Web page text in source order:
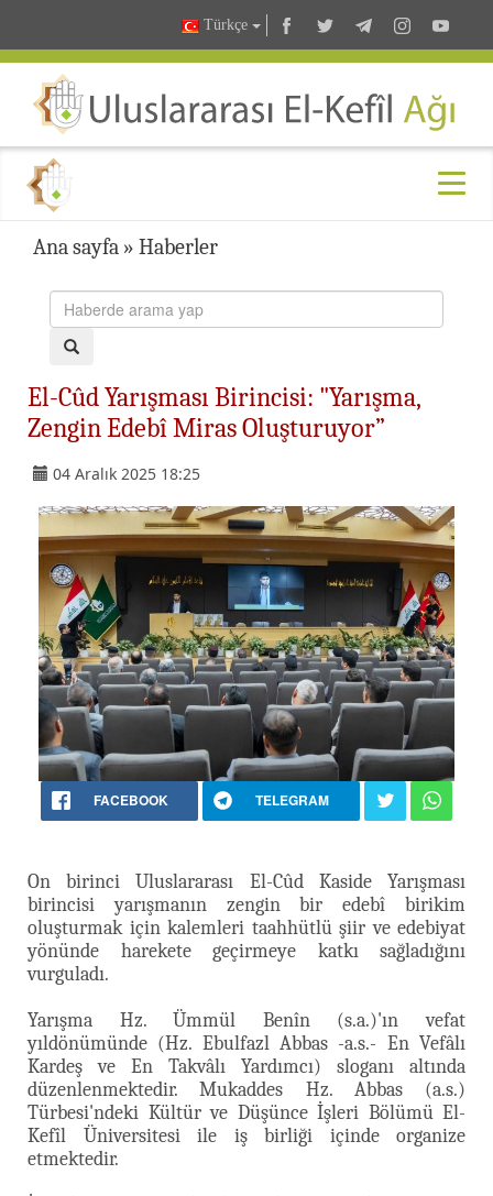
Türkçe
Ana sayfa » Haberler
El-Cûd Yarışması Birincisi: "Yarışma,
Zengin Edebî Miras Oluşturuyor”
04 Aralık 2025 18:25
FACEBOOK TELEGRAM
On birinci Uluslararası El-Cûd Kaside Yarışması
birincisi yarışmanın zengin bir edebî birikim
oluşturmak için kalemleri taahhütlü şiir ve edebiyat
yönünde harekete geçirmeye katkı sağladığını
vurguladı.
Yarışma Hz. Ümmül Benîn (s.a.)'ın vefat
yıldönümünde (Hz. Ebulfazl Abbas -a.s.- En Vefâlı
Kardeş ve En Takvâlı Yardımcı) sloganı altında
düzenlenmektedir. Mukaddes Hz. Abbas (a.s.)
Türbesi'ndeki Kültür ve Düşünce İşleri Bölümü El-
Kefîl Üniversitesi ile iş birliği içinde organize
etmektedir.